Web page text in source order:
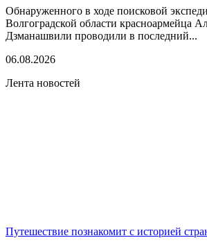
Обнаруженного в ходе поисковой
Волгоградской области красноармейца
Дзманашвили проводили в последний...
06.08.2026
Лента новостей
Путешествие познакомит с историей